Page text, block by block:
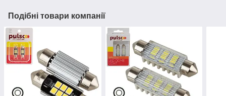
Подібні товари компанії